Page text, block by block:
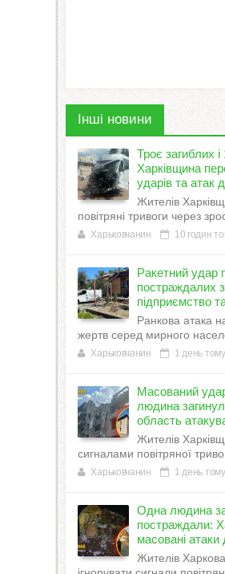
Інші новини
Троє загиблих
Харківщина
ударів та атак
Жителів
повітряні тривоги через
Харьковчанин 10 годин
Ракетний удар
постраждалих
підприємство
Ранкова атака
жертв серед мирного
Харьковчанин 1 день тому
Масований
людина
область
Жителів
сигналами повітряної
Харьковчанин 1 день тому
Одна людина
постраждали:
масовані атаки
Жителів